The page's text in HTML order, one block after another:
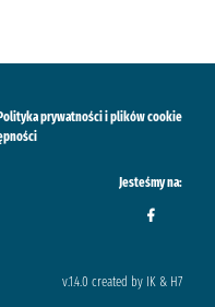
Polityka prywatności i plików cookie
Jesteśmy na:
v.1.4.0 created by IK & H7